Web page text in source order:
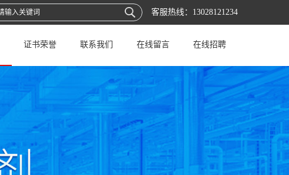
客服热线： 13028121234
证书荣誉 联系我们 在线留言 在线招聘